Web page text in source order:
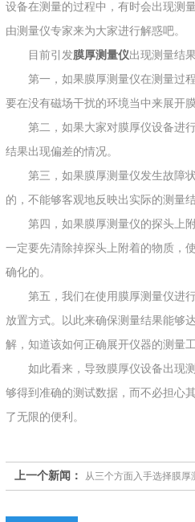
设备在测量的过程中，有时会出现测
由测量仪专家来为大家进行解惑吧。
目前引发膜厚测量仪出现测量结
第一，如果膜厚测量仪在测量过程
要在没有磁场干扰的环境当中来展开
第二，如果大家对膜厚仪设备进行
结果出现偏差的情况。
第三，如果膜厚测量仪发生故障状
的，不能够客观地反映出实际的测量结
第四，如果膜厚测量仪的探头上附
一定要先清除掉探头上附着的物质，
确化的。
第五，我们在使用膜厚测量仪进行
放置方式。以此来确保测量结果能够
解，知道该如何正确展开仪器的测量工
如此看来，导致膜厚仪设备出现测
够得到准确的测试数据，而不必担心
了无限的便利。
上一个新闻： 从三个方面入手选择膜厚